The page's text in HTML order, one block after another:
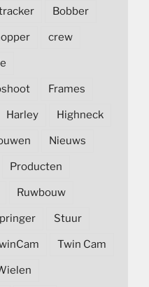
Bobber
crew
Frames
Harley Highneck
Nieuws
Producten
Ruwbouw
Stuur
Twin Cam